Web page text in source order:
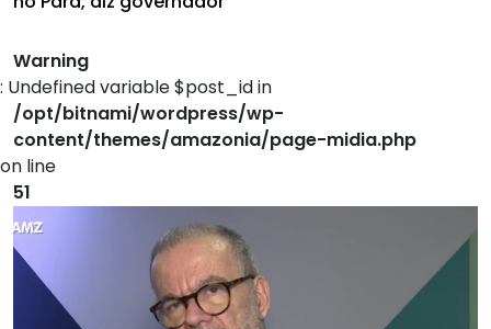
Warning
: Undefined variable $post_id in
/opt/bitnami/wordpress/wp-
content/themes/amazonia/page-midia.php
on line
51